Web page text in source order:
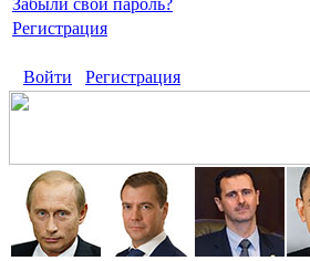
Забыли свой пароль?
Регистрация
Войти Регистрация